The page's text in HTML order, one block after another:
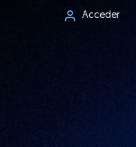
Acceder